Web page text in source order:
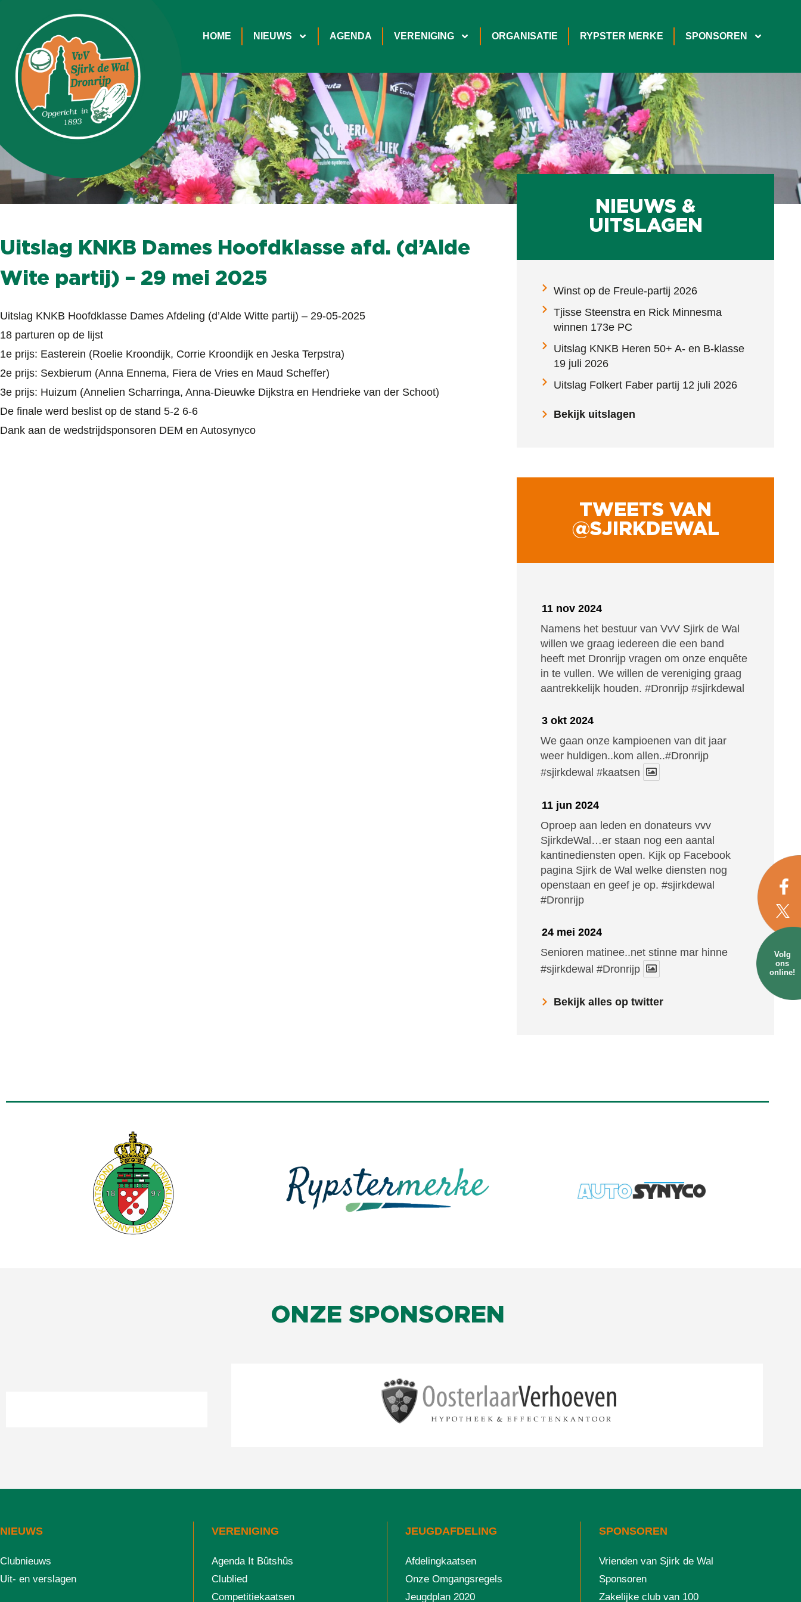
HOME NIEUWS AGENDA VERENIGING ORGANISATIE RYPSTER MERKE SPONSOREN
Uitslag KNKB Dames Hoofdklasse afd. (d’Alde
Wite partij) – 29 mei 2025
Uitslag KNKB Hoofdklasse Dames Afdeling (d’Alde Witte partij) – 29-05-2025
18 parturen op de lijst
1e prijs: Easterein (Roelie Kroondijk, Corrie Kroondijk en Jeska Terpstra)
2e prijs: Sexbierum (Anna Ennema, Fiera de Vries en Maud Scheffer)
3e prijs: Huizum (Annelien Scharringa, Anna-Dieuwke Dijkstra en Hendrieke van der Schoot)
De finale werd beslist op de stand 5-2 6-6
Dank aan de wedstrijdsponsoren DEM en Autosynyco
NIEUWS &
UITSLAGEN
Winst op de Freule-partij 2026
Tjisse Steenstra en Rick Minnesma
winnen 173e PC
Uitslag KNKB Heren 50+ A- en B-klasse
19 juli 2026
Uitslag Folkert Faber partij 12 juli 2026
Bekijk uitslagen
TWEETS VAN
@SJIRKDEWAL
11 nov 2024
Namens het bestuur van VvV Sjirk de Wal
willen we graag iedereen die een band
heeft met Dronrijp vragen om onze enquête
in te vullen. We willen de vereniging graag
aantrekkelijk houden. #Dronrijp #sjirkdewal
3 okt 2024
We gaan onze kampioenen van dit jaar
weer huldigen..kom allen..#Dronrijp
#sjirkdewal #kaatsen
11 jun 2024
Oproep aan leden en donateurs vvv
SjirkdeWal…er staan nog een aantal
kantinediensten open. Kijk op Facebook
pagina Sjirk de Wal welke diensten nog
openstaan en geef je op. #sjirkdewal
#Dronrijp
24 mei 2024
Senioren matinee..net stinne mar hinne
#sjirkdewal #Dronrijp
Bekijk alles op twitter
ONZE SPONSOREN
NIEUWS
Clubnieuws
Uit- en verslagen
VERENIGING
Agenda It Bûtshûs
Clublied
Competitiekaatsen
JEUGDAFDELING
Afdelingkaatsen
Onze Omgangsregels
Jeugdplan 2020
SPONSOREN
Vrienden van Sjirk de Wal
Sponsoren
Zakelijke club van 100
Volg
ons
online!